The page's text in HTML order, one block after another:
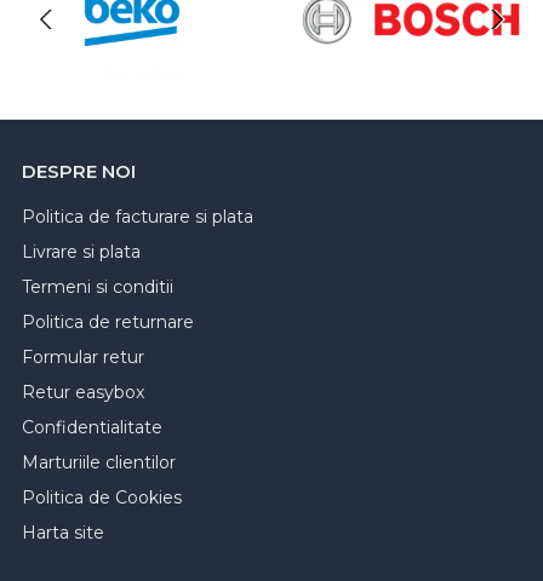
DESPRE NOI
Politica de facturare si plata
Livrare si plata
Termeni si conditii
Politica de returnare
Formular retur
Retur easybox
Confidentialitate
Marturiile clientilor
Politica de Cookies
Harta site